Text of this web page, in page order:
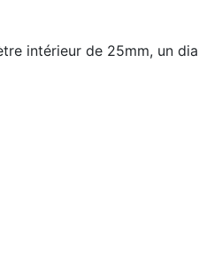
intérieur de 25mm, un